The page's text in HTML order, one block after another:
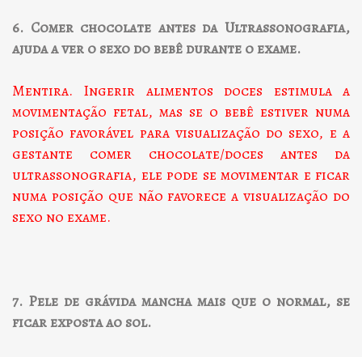
6. Comer chocolate antes da Ultrassonografia,
ajuda a ver o sexo do bebê durante o exame.
Mentira. Ingerir alimentos doces estimula a
movimentação fetal, mas se o bebê estiver numa
posição favorável para visualização do sexo, e a
gestante comer chocolate/doces antes da
ultrassonografia, ele pode se movimentar e ficar
numa posição que não favorece a visualização do
sexo no exame.
7. Pele de grávida mancha mais que o normal, se
ficar exposta ao sol.